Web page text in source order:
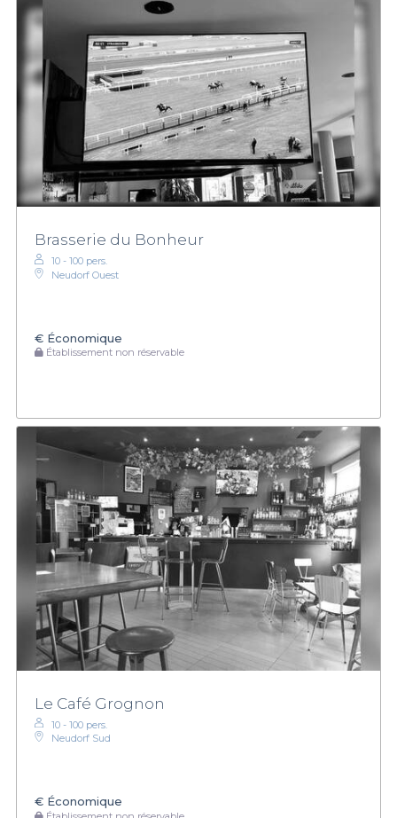
Brasserie du Bonheur
10 - 100 pers.
Neudorf Ouest
€ Économique
Établissement non réservable
Le Café Grognon
10 - 100 pers.
Neudorf Sud
€ Économique